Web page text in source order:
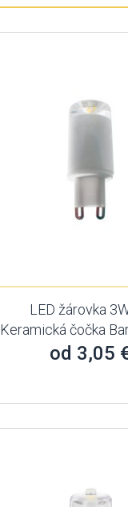
LED žárovka
Keramická čočka
od 3,05